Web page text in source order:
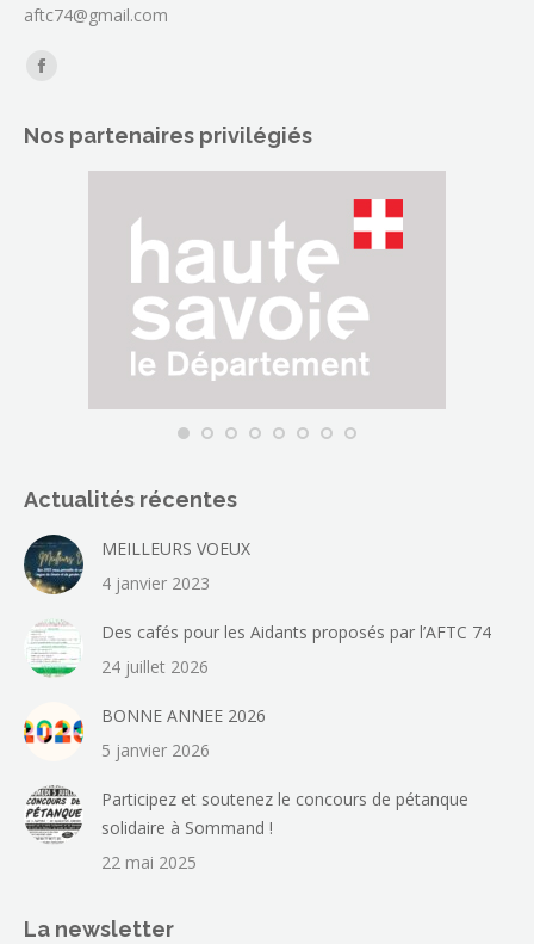
aftc74@gmail.com
Trouvez nous sur :
La
Facebook
s'ouvre
Nos partenaires privilégiés
Actualités récentes
MEILLEURS VOEUX
4 janvier 2023
Des cafés pour les Aidants proposés par l’AFTC 74
24 juillet 2026
BONNE ANNEE 2026
5 janvier 2026
Participez et soutenez le concours de pétanque
solidaire à Sommand !
22 mai 2025
La newsletter